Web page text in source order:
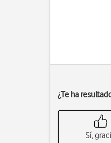
¿Te ha
Sí,